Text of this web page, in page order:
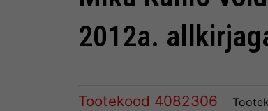
2012a.
Tootekood 4082306